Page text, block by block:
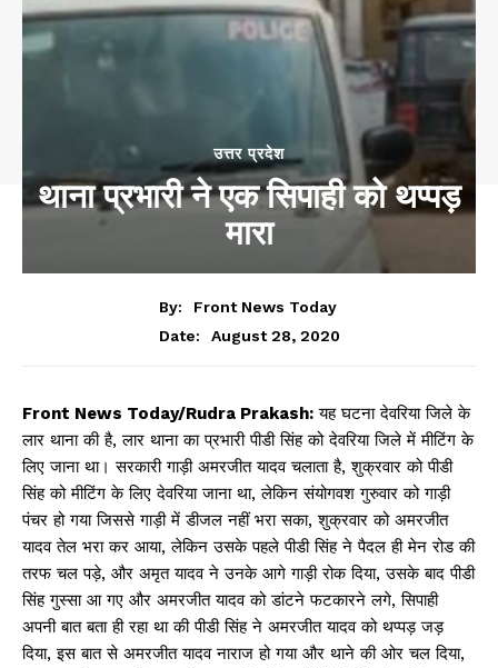
उत्तर प्रदेश
थाना प्रभारी ने एक सिपाही को थप्पड़
मारा
By:
Front News Today
Date:
August 28, 2020
Front News Today/Rudra Prakash: यह घटना देवरिया जिले के
लार थाना की है, लार थाना का प्रभारी पीडी सिंह को देवरिया जिले में मीटिंग के
लिए जाना था। सरकारी गाड़ी अमरजीत यादव चलाता है, शुक्रवार को पीडी
सिंह को मीटिंग के लिए देवरिया जाना था, लेकिन संयोगवश गुरुवार को गाड़ी
पंचर हो गया जिससे गाड़ी में डीजल नहीं भरा सका, शुक्रवार को अमरजीत
यादव तेल भरा कर आया, लेकिन उसके पहले पीडी सिंह ने पैदल ही मेन रोड की
तरफ चल पड़े, और अमृत यादव ने उनके आगे गाड़ी रोक दिया, उसके बाद पीडी
सिंह गुस्सा आ गए और अमरजीत यादव को डांटने फटकारने लगे, सिपाही
अपनी बात बता ही रहा था की पीडी सिंह ने अमरजीत यादव को थप्पड़ जड़
दिया, इस बात से अमरजीत यादव नाराज हो गया और थाने की ओर चल दिया,